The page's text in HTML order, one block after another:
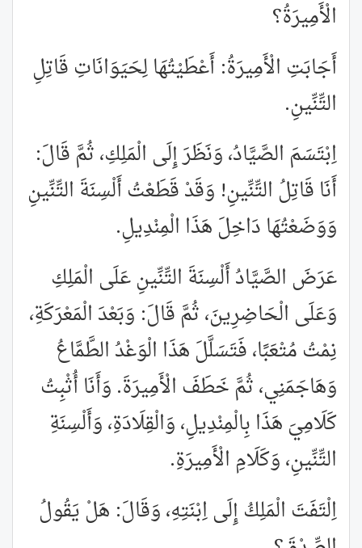
الْأَمِيرَةُ؟
أَجَابَتِ الْأَمِيرَةُ: أَعْطَيْتُهَا لِحَيَوَانَاتِ قَاتِلِ
التِّنِّينِ.
اِبْتَسَمَ الصَّيَّادُ، وَنَظَرَ إِلَى الْمَلِكِ، ثُمَّ قَالَ:
أَنَا قَاتِلُ التِّنِّينِ! وَقَدْ قَطَعْتُ أَلْسِنَةَ التِّنِّينِ
وَوَضَعْتُهَا دَاخِلَ هَذَا الْمِنْدِيلِ.
عَرَضَ الصَّيَّادُ أَلْسِنَةَ التِّنِّينِ عَلَى الْمَلِكِ
وَعَلَى الْحَاضِرِينَ، ثُمَّ قَالَ: وَبَعْدَ الْمَعْرَكَةِ،
نِمْتُ مُتْعَبًا، فَتَسَلَّلَ هَذَا الْوَغْدُ الطَّمَّاعُ
وَهَاجَمَنِي، ثُمَّ خَطَفَ الْأَمِيرَةَ. وَأَنَا أُثْبِتُ
كَلَامِيَ هَذَا بِالْمِنْدِيلِ، وَالْقِلَادَةِ، وَأَلْسِنَةِ
التِّنِّينِ، وَكَلَامِ الْأَمِيرَةِ.
اِلْتَفَتَ الْمَلِكُ إِلَى اِبْنَتِهِ، وَقَالَ: هَلْ يَقُولُ